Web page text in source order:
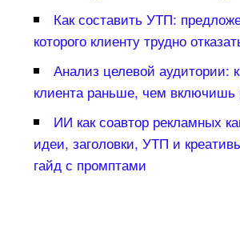
Как составить УТП:
которого клиенту трудно
Анализ целевой аудитории:
клиента раньше, чем включишь
ИИ как соавтор рекламных
идеи, заголовки, УТП и
айд с промптами